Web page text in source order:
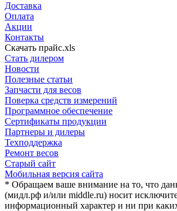
Доставка
Оплата
Акции
Контакты
Скачать прайс.xls
Стать дилером
Новости
Полезные статьи
Запчасти для весов
Поверка средств измерений
Программное обеспечение
Сертификаты продукции
Партнеры и дилеры
Техподдержка
Ремонт весов
Старый сайт
Мобильная версия сайта
* Обращаем ваше внимание на то, что
(мидл.рф и/или middle.ru) носит
информационный характер и ни при